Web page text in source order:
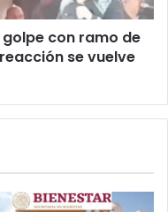
con ramo de
se vuelve